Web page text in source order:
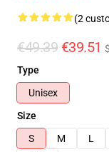
(2
€49.39 €39.51
Type
Unisex
Size
S
M L